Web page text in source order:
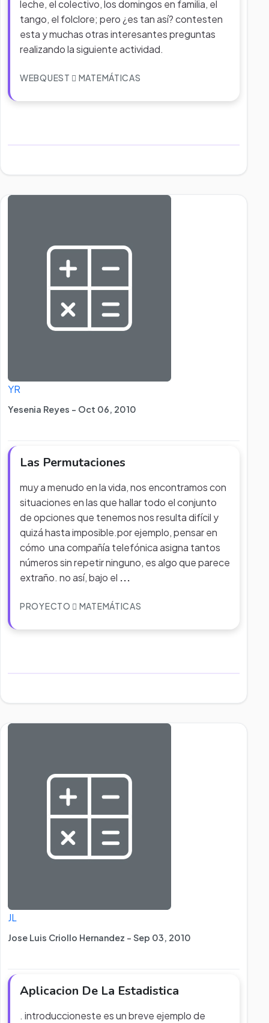
leche, el colectivo, los domingos en familia, el
tango, el folclore; pero ¿es tan así? contesten
esta y muchas otras interesantes preguntas
realizando la siguiente actividad.
WEBQUEST MATEMÁTICAS
YR
Yesenia Reyes - Oct 06, 2010
Las Permutaciones
muy a menudo en la vida, nos encontramos con
situaciones en las que hallar todo el conjunto
de opciones que tenemos nos resulta difícil y
quizá hasta imposible.por ejemplo, pensar en
cómo una compañía telefónica asigna tantos
números sin repetir ninguno, es algo que parece
extraño. no así, bajo el ...
PROYECTO MATEMÁTICAS
JL
Jose Luis Criollo Hernandez - Sep 03, 2010
Aplicacion De La Estadistica
. introduccioneste es un breve ejemplo de